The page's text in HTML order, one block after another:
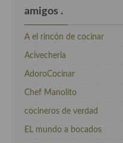
amigos .
A el rincón de cocinar
Acivecheria
AdoroCocinar
Chef Manolito
cocineros de verdad
EL mundo a bocados